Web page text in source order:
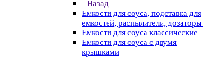
Назад
Емкости для соуса, подставка для
емкостей, распылители, дозаторы
Емкости для соуса классические
Емкости для соуса с двумя
крышками